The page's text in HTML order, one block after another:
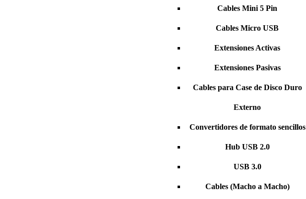
Cables Mini 5 Pin
Cables Micro USB
Extensiones Activas
Extensiones Pasivas
Cables para Case de Disco Duro
Externo
Convertidores de formato sencillos
Hub USB 2.0
USB 3.0
Cables (Macho a Macho)